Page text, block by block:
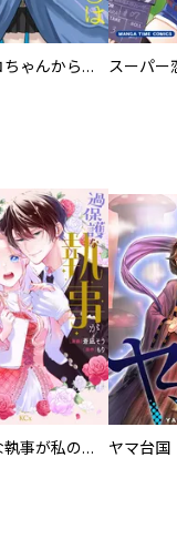
ミズダコちゃんからは逃げられない！
過保護な執事が私の婚活を邪魔してきます！ ヤマ台国